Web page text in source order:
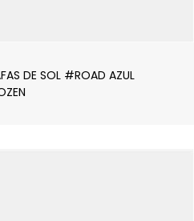
DE SOL #ROAD AZUL